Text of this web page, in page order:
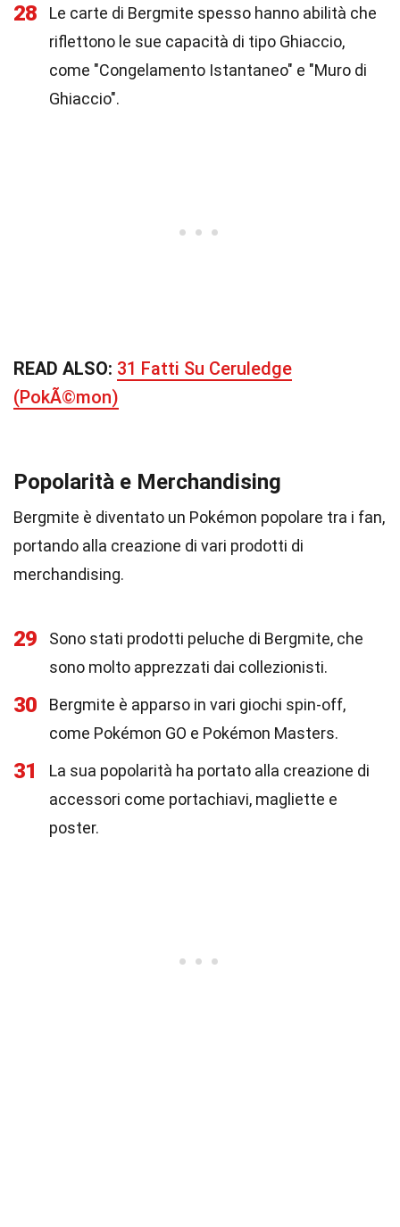
28
Le carte di Bergmite spesso hanno abilità che
riflettono le sue capacità di tipo Ghiaccio,
come "Congelamento Istantaneo" e "Muro di
Ghiaccio".
READ ALSO: 31 Fatti Su Ceruledge
(PokÃ©mon)
Popolarità e Merchandising
Bergmite è diventato un Pokémon popolare tra i fan,
portando alla creazione di vari prodotti di
merchandising.
29
Sono stati prodotti peluche di Bergmite, che
sono molto apprezzati dai collezionisti.
30
Bergmite è apparso in vari giochi spin-off,
come Pokémon GO e Pokémon Masters.
31
La sua popolarità ha portato alla creazione di
accessori come portachiavi, magliette e
poster.